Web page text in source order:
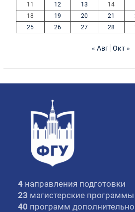
11
12 13 14
18
19 20 21
25
26 27 28
« Авг Окт »
4 направления подготовки
23 магистерские программы
40 программ